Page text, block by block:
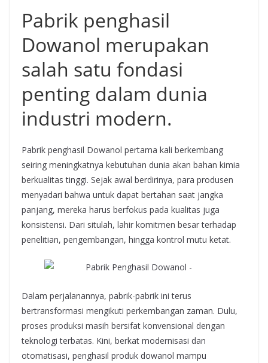
Pabrik penghasil
Dowanol merupakan
salah satu fondasi
penting dalam dunia
industri modern.
Pabrik penghasil Dowanol pertama kali berkembang
seiring meningkatnya kebutuhan dunia akan bahan kimia
berkualitas tinggi. Sejak awal berdirinya, para produsen
menyadari bahwa untuk dapat bertahan saat jangka
panjang, mereka harus berfokus pada kualitas juga
konsistensi. Dari situlah, lahir komitmen besar terhadap
penelitian, pengembangan, hingga kontrol mutu ketat.
Dalam perjalanannya, pabrik-pabrik ini terus
bertransformasi mengikuti perkembangan zaman. Dulu,
proses produksi masih bersifat konvensional dengan
teknologi terbatas. Kini, berkat modernisasi dan
otomatisasi, penghasil produk dowanol mampu